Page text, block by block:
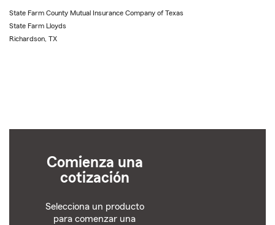
State Farm County Mutual Insurance Company of Texas
State Farm Lloyds
Richardson, TX
Comienza una
cotización
Selecciona un producto
para comenzar una